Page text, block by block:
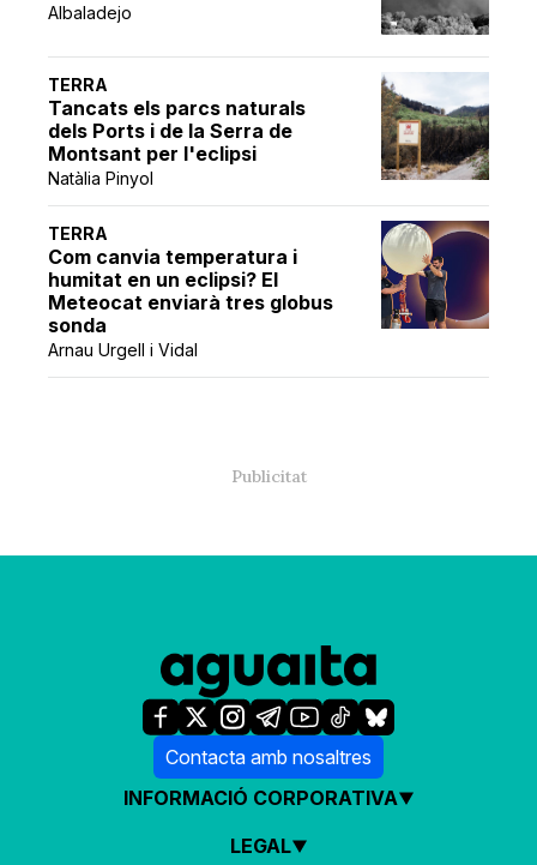
Albaladejo
TERRA
Tancats els parcs naturals
dels Ports i de la Serra de
Montsant per l'eclipsi
Natàlia Pinyol
TERRA
Com canvia temperatura i
humitat en un eclipsi? El
Meteocat enviarà tres globus
sonda
Arnau Urgell i Vidal
Contacta amb nosaltres
INFORMACIÓ CORPORATIVA
LEGAL